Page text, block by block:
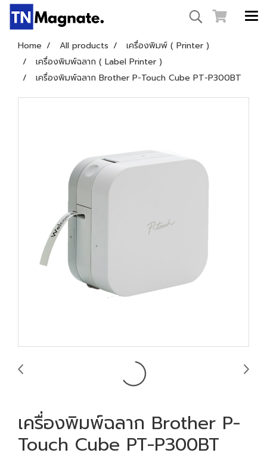
Home All products
เครื่องพิมพ์ ( Printer )
เครื่องพิมพ์ฉลาก ( Label Printer )
เครื่องพิมพ์ฉลาก Brother P-Touch Cube PT-P300BT
เครื่องพิมพ์ฉลาก Brother P-
Touch Cube PT-P300BT